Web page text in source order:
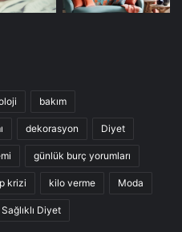
bakım
dekorasyon Diyet
günlük burç yorumları
krizi kilo verme Moda
Sağlıklı Diyet